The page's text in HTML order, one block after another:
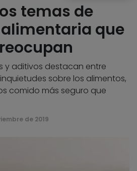
temas de
que
y aditivos destacan entre
sobre los alimentos,
comido más seguro que
de 2019